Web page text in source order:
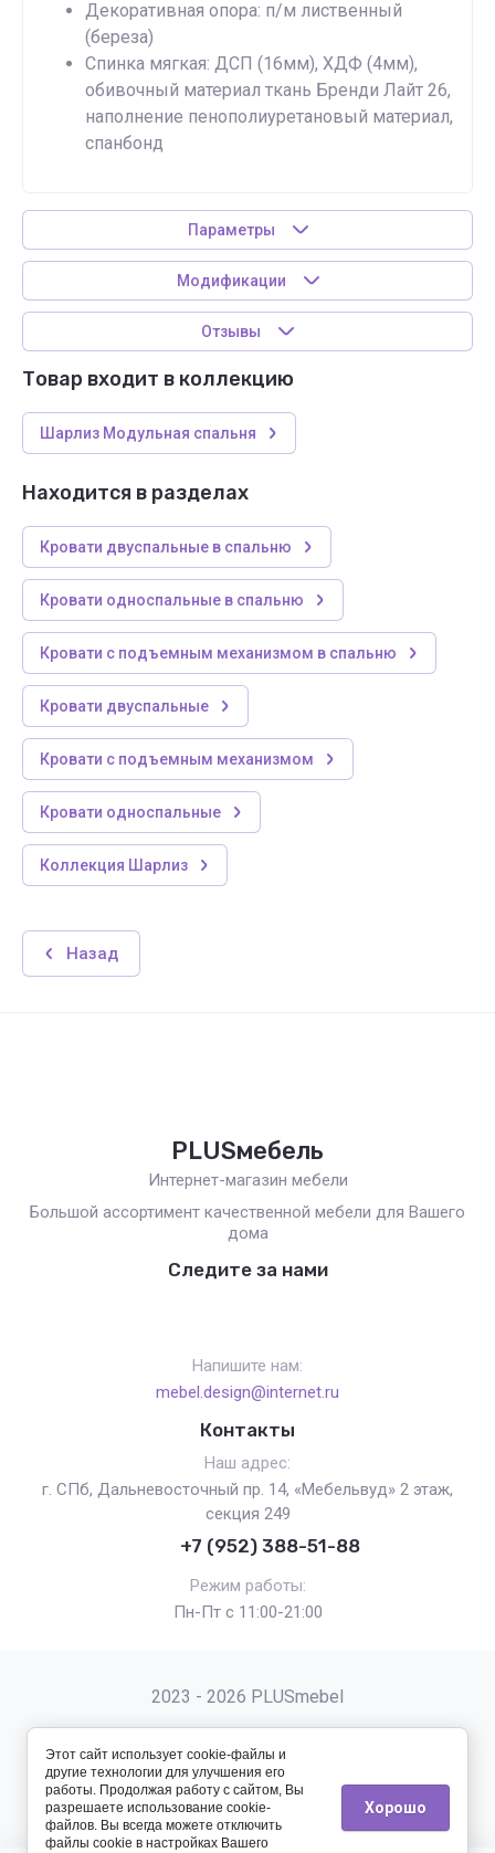
Декоративная опора: п/м лиственный
(береза)
Спинка мягкая: ДСП (16мм), ХДФ (4мм),
обивочный материал ткань Бренди Лайт 26,
наполнение пенополиуретановый материал,
спанбонд
Параметры
Модификации
Отзывы
Товар входит в коллекцию
Шарлиз Модульная спальня
Находится в разделах
Кровати двуспальные в спальню
Кровати односпальные в спальню
Кровати с подъемным механизмом в спальню
Кровати двуспальные
Кровати с подъемным механизмом
Кровати односпальные
Коллекция Шарлиз
Назад
PLUSмебель
Интернет-магазин мебели
Большой ассортимент качественной мебели для Вашего
дома
Следите за нами
Напишите нам:
mebel.design@internet.ru
Контакты
Наш адрес:
г. СПб, Дальневосточный пр. 14, «Мебельвуд» 2 этаж,
секция 249
+7 (952) 388-51-88
Режим работы:
Пн-Пт с 11:00-21:00
2023 - 2026 PLUSmebel
Мегагрупп.ру
Этот сайт использует cookie-файлы и
другие технологии для улучшения его
работы. Продолжая работу с сайтом, Вы
разрешаете использование cookie-
файлов. Вы всегда можете отключить
файлы cookie в настройках Вашего
Хорошо